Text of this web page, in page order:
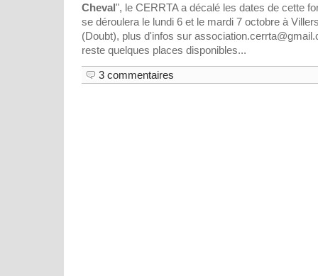
Cheval", le CERRTA a décalé les dates de cette
se déroulera le lundi 6 et le mardi 7 octobre à
(Doubt), plus d'infos sur
reste quelques places disponibles...
3 commentaires